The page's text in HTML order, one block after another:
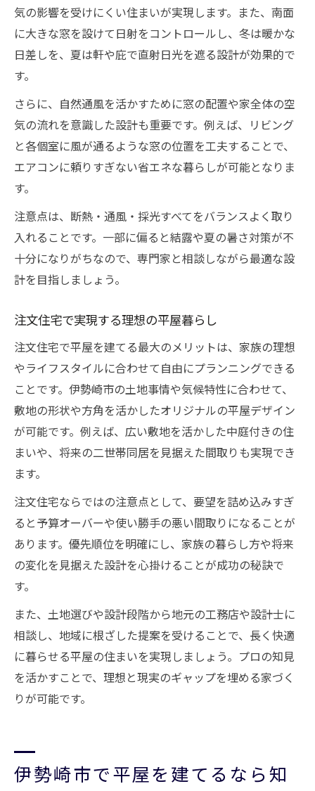
気の影響を受けにくい住まいが実現します。また、南面
に大きな窓を設けて日射をコントロールし、冬は暖かな
日差しを、夏は軒や庇で直射日光を遮る設計が効果的で
す。
さらに、自然通風を活かすために窓の配置や家全体の空
気の流れを意識した設計も重要です。例えば、リビング
と各個室に風が通るような窓の位置を工夫することで、
エアコンに頼りすぎない省エネな暮らしが可能となりま
す。
注意点は、断熱・通風・採光すべてをバランスよく取り
入れることです。一部に偏ると結露や夏の暑さ対策が不
十分になりがちなので、専門家と相談しながら最適な設
計を目指しましょう。
注文住宅で実現する理想の平屋暮らし
注文住宅で平屋を建てる最大のメリットは、家族の理想
やライフスタイルに合わせて自由にプランニングできる
ことです。伊勢崎市の土地事情や気候特性に合わせて、
敷地の形状や方角を活かしたオリジナルの平屋デザイン
が可能です。例えば、広い敷地を活かした中庭付きの住
まいや、将来の二世帯同居を見据えた間取りも実現でき
ます。
注文住宅ならではの注意点として、要望を詰め込みすぎ
ると予算オーバーや使い勝手の悪い間取りになることが
あります。優先順位を明確にし、家族の暮らし方や将来
の変化を見据えた設計を心掛けることが成功の秘訣で
す。
また、土地選びや設計段階から地元の工務店や設計士に
相談し、地域に根ざした提案を受けることで、長く快適
に暮らせる平屋の住まいを実現しましょう。プロの知見
を活かすことで、理想と現実のギャップを埋める家づく
りが可能です。
伊勢崎市で平屋を建てるなら知